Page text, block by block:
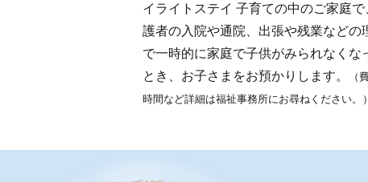
イライトステイ 子育ての中のご家庭で
護者の入院や通院、出張や残業などの
で一時的に家庭で子供がみられなくな
とき、お子さまをお預かりします。
（
時間など詳細は福祉事務所にお尋ねください。）